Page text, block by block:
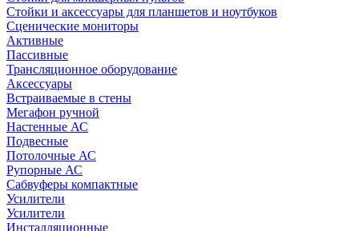
Стойки и аксессуары для планшетов и ноутбуков
Сценические мониторы
Активные
Пассивные
Трансляционное оборудование
Аксессуары
Встраиваемые в стены
Мегафон ручной
Настенные АС
Подвесные
Потолочные АС
Рупорные АС
Сабвуферы компактные
Усилители
Усилители
Инсталляционные